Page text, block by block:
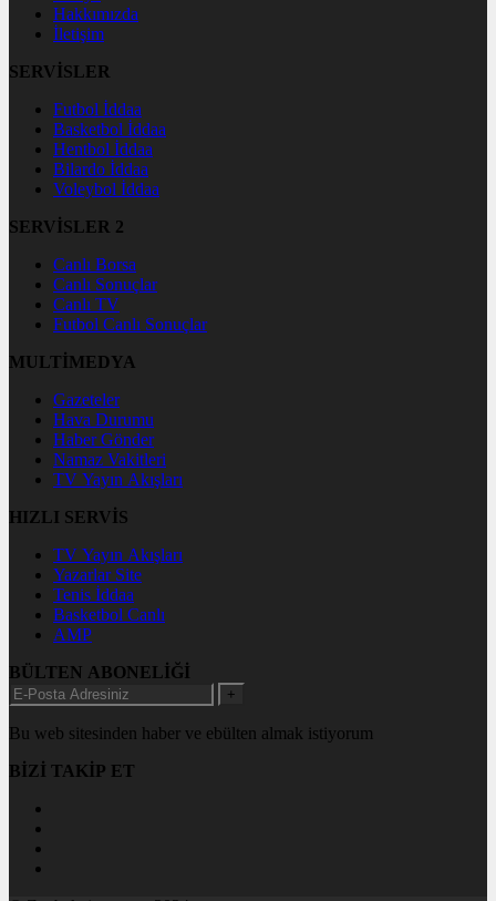
Hakkımızda
İletişim
SERVİSLER
Futbol İddaa
Basketbol İddaa
Hentbol İddaa
Bilardo İddaa
Voleybol İddaa
SERVİSLER 2
Canlı Borsa
Canlı Sonuçlar
Canlı TV
Futbol Canlı Sonuçlar
MULTİMEDYA
Gazeteler
Hava Durumu
Haber Gönder
Namaz Vakitleri
TV Yayın Akışları
HIZLI SERVİS
TV Yayın Akışları
Yazarlar Site
Tenis İddaa
Basketbol Canlı
AMP
BÜLTEN ABONELİĞİ
+
Bu web sitesinden haber ve ebülten almak istiyorum
BİZİ TAKİP ET